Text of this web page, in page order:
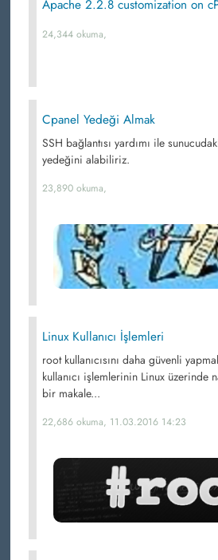
Apache 2.2.8 customization on
24,344 okuma,
Cpanel Yedeği Almak
SSH bağlantısı yardımı ile
yedeğini alabiliriz.
23,890 okuma,
Linux Kullanıcı İşlemleri
root kullanıcısını daha güvenli
kullanıcı işlemlerinin Linux üzerinde
bir makale...
22,686 okuma, 11.03.2016 14:23